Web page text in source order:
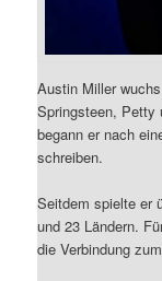
Austin Miller
Springsteen, Petty
begann er nach
schreiben.
Seitdem spielte er
und 23 Ländern.
die Verbindung